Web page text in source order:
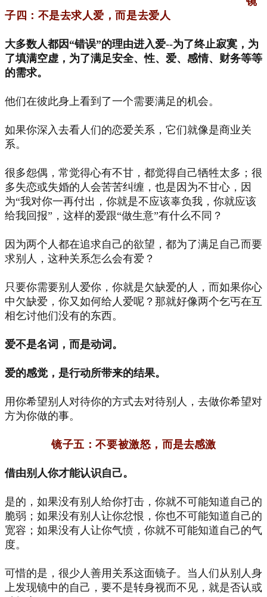
子四：不是去求人爱 ，而是去爱人
大多数人都因“错误”的理由进入爱--为了终止寂寞，为
了填满空虚，为了满足安全、性、爱、感情、财务等等
的需求。
他们在彼此身上看到了一个需要满足的机会。
如果你深入去看人们的恋爱关系，它们就像是商业关
系。
很多怨偶，常觉得心有不甘，都觉得自己牺牲太多；很
多失恋或失婚的人会苦苦纠缠，也是因为不甘心，因
为“我对你一再付出，你就是不应该辜负我，你就应该
给我回报”，这样的爱跟“做生意”有什么不同？
因为两个人都在追求自己的欲望，都为了满足自己而要
求别人，这种关系怎么会有爱？
只要你需要别人爱你，你就是欠缺爱的人，而如果你心
中欠缺爱，你又如何给人爱呢？那就好像两个乞丐在互
相乞讨他们没有的东西。
爱不是名词，而是动词。
爱的感觉，是行动所带来的结果。
用你希望别人对待你的方式去对待别人，去做你希望对
方为你做的事。
镜子五：不要被激怒， 而是去感激
借由别人你才能认识自己。
是的，如果没有别人给你打击，你就不可能知道自己的
脆弱；如果没有别人让你忿恨，你也不可能知道自己的
宽容；如果没有人让你气愤，你就不可能知道自己的气
度。
可惜的是，很少人善用关系这面镜子。当人们从别人身
上发现镜中的自己，要不是转身视而不见，就是否认或